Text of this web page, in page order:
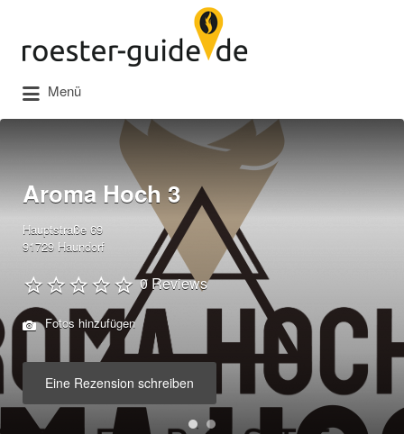
Menü
Aroma Hoch 3
Hauptstraße 69
91729 Haundorf
0 Reviews
Fotos hinzufügen
Eine Rezension schreiben